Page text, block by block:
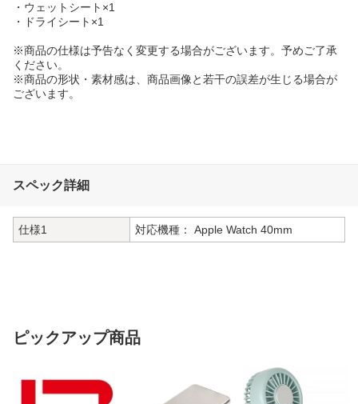
・ウェットシート×1
・ドライシート×1
※商品の仕様は予告なく変更する場合がございます。予めご了承
ください。
※商品の形状・素材感は、商品画像と若干の誤差が生じる場合が
ございます。
スペック詳細
仕様1 対応機種： Apple Watch 40mm
ピックアップ商品